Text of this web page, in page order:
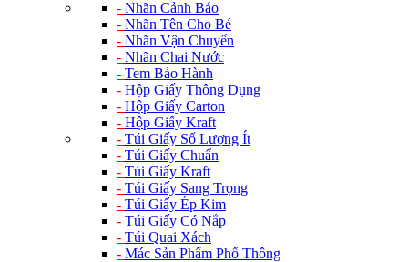
- Nhãn Cảnh Báo
- Nhãn Tên Cho Bé
- Nhãn Vận Chuyển
- Nhãn Chai Nước
- Tem Bảo Hành
- Hộp Giấy Thông Dụng
- Hộp Giấy Carton
- Hộp Giấy Kraft
- Túi Giấy Số Lượng Ít
- Túi Giấy Chuẩn
- Túi Giấy Kraft
- Túi Giấy Sang Trọng
- Túi Giấy Ép Kim
- Túi Giấy Có Nắp
- Túi Quai Xách
- Mác Sản Phẩm Phổ Thông